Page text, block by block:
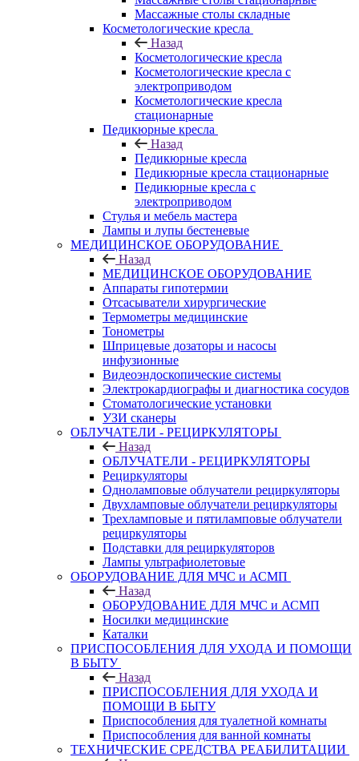
Массажные столы складные
Косметологические кресла
Назад
Косметологические кресла
Косметологические кресла с
электроприводом
Косметологические кресла
стационарные
Педикюрные кресла
Назад
Педикюрные кресла
Педикюрные кресла стационарные
Педикюрные кресла с
электроприводом
Стулья и мебель мастера
Лампы и лупы бестеневые
МЕДИЦИНСКОЕ ОБОРУДОВАНИЕ
Назад
МЕДИЦИНСКОЕ ОБОРУДОВАНИЕ
Аппараты гипотермии
Отсасыватели хирургические
Термометры медицинские
Тонометры
Шприцевые дозаторы и насосы
инфузионные
Видеоэндоскопические системы
Электрокардиографы и диагностика сосудов
Стоматологические установки
УЗИ сканеры
ОБЛУЧАТЕЛИ - РЕЦИРКУЛЯТОРЫ
Назад
ОБЛУЧАТЕЛИ - РЕЦИРКУЛЯТОРЫ
Рециркуляторы
Одноламповые облучатели рециркуляторы
Двухламповые облучатели рециркуляторы
Трехламповые и пятиламповые облучатели
рециркуляторы
Подставки для рециркуляторов
Лампы ультрафиолетовые
ОБОРУДОВАНИЕ ДЛЯ МЧС и АСМП
Назад
ОБОРУДОВАНИЕ ДЛЯ МЧС и АСМП
Носилки медицинские
Каталки
ПРИСПОСОБЛЕНИЯ ДЛЯ УХОДА И ПОМОЩИ
В БЫТУ
Назад
ПРИСПОСОБЛЕНИЯ ДЛЯ УХОДА И
ПОМОЩИ В БЫТУ
Приспособления для туалетной комнаты
Приспособления для ванной комнаты
ТЕХНИЧЕСКИЕ СРЕДСТВА РЕАБИЛИТАЦИИ